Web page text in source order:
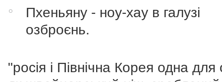
Пхеньяну - ноу-хау в галузі
озброєнь.
"росія і Північна Корея одна для